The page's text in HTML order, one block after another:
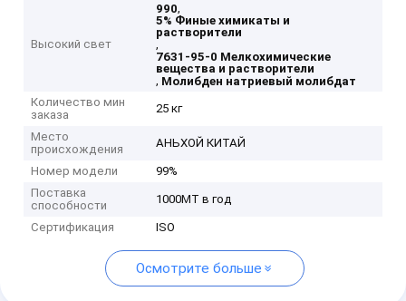
Высокий свет
990,
5% Финые химикаты и
растворители
,
7631-95-0 Мелкохимические
вещества и растворители
, Молибден натриевый молибдат
Количество мин
заказа
25 кг
Место
происхождения
АНЬХОЙ КИТАЙ
Номер модели
99%
Поставка
способности
1000MT в год
Сертификация ISO
Осмотрите больше